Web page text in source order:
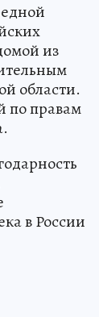
из
области.
по правам
в России